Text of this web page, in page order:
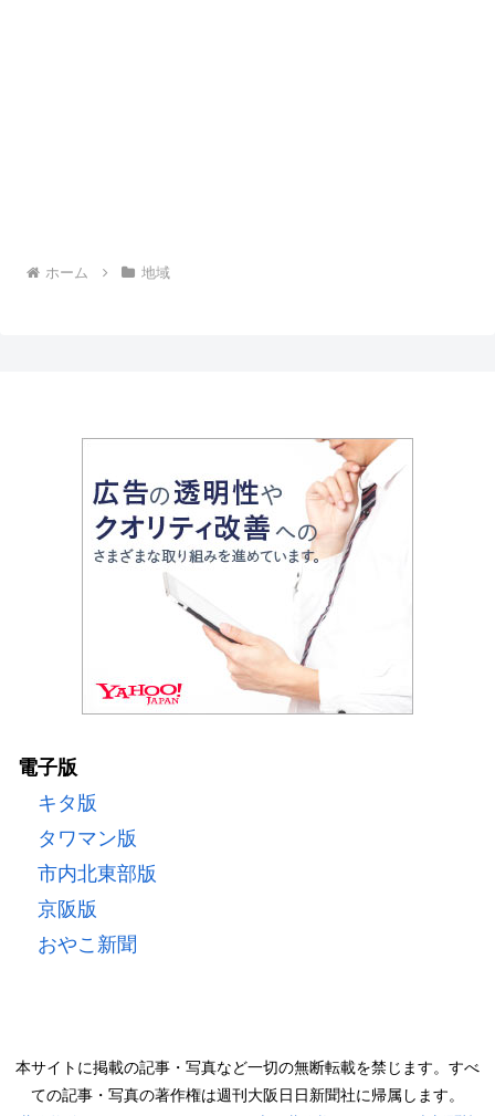
ホーム 地域
電子版
キタ版
タワマン版
市内北東部版
京阪版
おやこ新聞
本サイトに掲載の記事・写真など一切の無断転載を禁じます。すべ
ての記事・写真の著作権は週刊大阪日日新聞社に帰属します。